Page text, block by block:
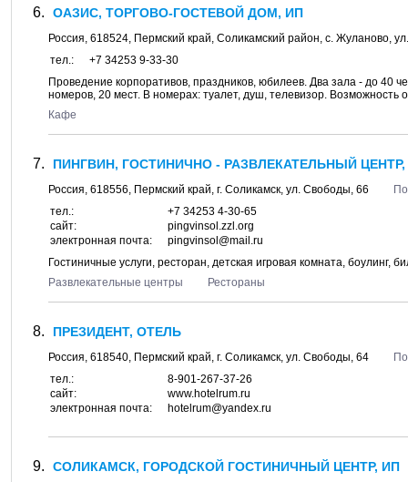
ОАЗИС, ТОРГОВО-ГОСТЕВОЙ ДОМ, ИП
Россия, 618524, Пермский край, Соликамский район, с. Жуланово,
тел.:
+7 34253 9-33-30
Проведение корпоративов, праздников, юбилеев. Два зала - до 40
номеров, 20 мест. В номерах: туалет, душ, телевизор. Возможность
Кафе
ПИНГВИН, ГОСТИНИЧНО - РАЗВЛЕКАТЕЛЬНЫЙ
Россия, 618556, Пермский край, г. Соликамск, ул. Свободы, 66
тел.:
+7 34253 4-30-65
сайт:
pingvinsol.zzl.org
электронная почта:
pingvinsol@mail.ru
Гостиничные услуги, ресторан, детская игровая комната, боулинг,
Развлекательные центры
Рестораны
ПРЕЗИДЕНТ, ОТЕЛЬ
Россия, 618540, Пермский край, г. Соликамск, ул. Свободы, 64
тел.:
8-901-267-37-26
сайт:
www.hotelrum.ru
электронная почта:
hotelrum@yandex.ru
СОЛИКАМСК, ГОРОДСКОЙ ГОСТИНИЧНЫЙ ЦЕНТР, ИП